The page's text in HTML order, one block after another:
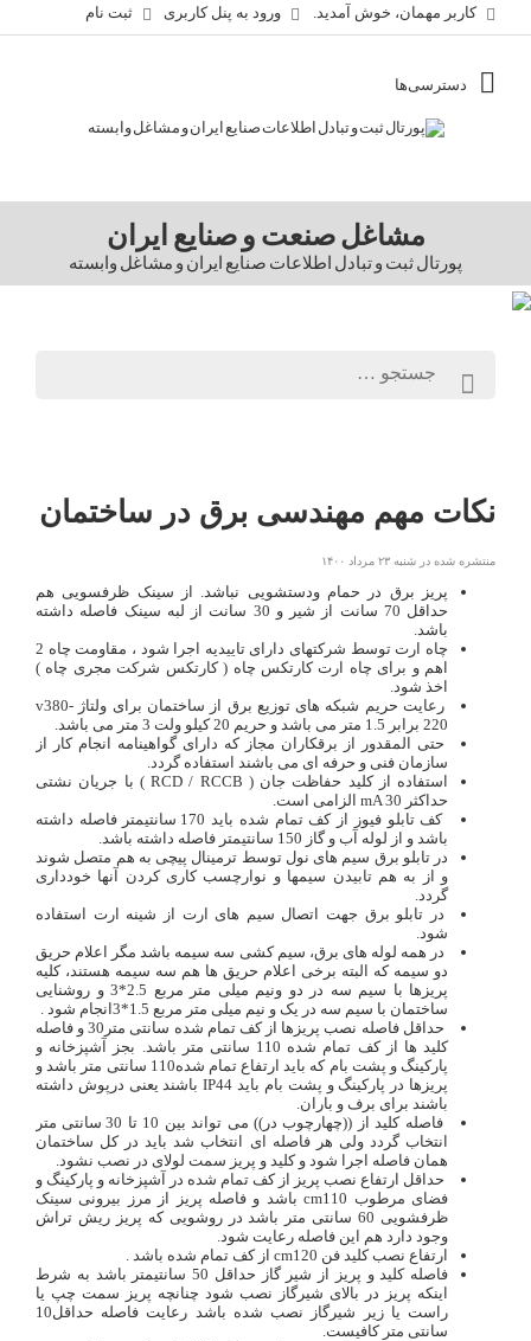
کاربر مهمان، خوش آمدید. ورود به پنل کاربری ثبت نام
مشاغل صنعت و صنایع ایران
پورتال ثبت و تبادل اطلاعات صنایع ایران و مشاغل وابسته
نکات مهم مهندسی برق در ساختمان
منتشره شده در شنبه ۲۳ مرداد ۱۴۰۰
پریز برق در حمام ودستشویی نباشد. از سینک ظرفسویی هم
حداقل 70 سانت از شیر و 30 سانت از لبه سینک فاصله داشته
باشد.
چاه ارت توسط شرکتهای دارای تاییدیه اجرا شود ، مقاومت چاه 2
اهم و برای چاه ارت کارتکس چاه ( کارتکس شرکت مجری چاه )
اخذ شود.
رعایت حریم شبکه های توزیع برق از ساختمان برای ولتاژ v380-
220 برابر 1.5 متر می باشد و حریم 20 کیلو ولت 3 متر می باشد.
حتی المقدور از برقکاران مجاز که دارای گواهینامه انجام کار از
سازمان فنی و حرفه ای می باشند استفاده گردد.
استفاده از کلید حفاظت جان ( RCD / RCCB ) با جریان نشتی
حداکثر mA 30 الزامی است.
کف تابلو فیوز از کف تمام شده باید 170 سانتیمتر فاصله داشته
باشد و از لوله آب و گاز 150 سانتیمتر فاصله داشته باشد.
در تابلو برق سیم های نول توسط ترمینال پیچی به هم متصل شوند
و از به هم تابیدن سیمها و نوارچسب کاری کردن آنها خودداری
گردد.
در تابلو برق جهت اتصال سیم های ارت از شینه ارت استفاده
شود.
در همه لوله های برق، سیم کشی سه سیمه باشد مگر اعلام حریق
دو سیمه که البته برخی اعلام حریق ها هم سه سیمه هستند، کلیه
پریزها با سیم سه در دو ونیم میلی متر مربع 2.5*3 و روشنایی
ساختمان با سیم سه در یک و نیم میلی متر مربع 1.5*3انجام شود .
حداقل فاصله نصب پریزها از کف تمام شده سانتی متر30 و فاصله
کلید ها از کف تمام شده 110 سانتی متر باشد. بجز آشپزخانه و
پارکینگ و پشت بام که باید ارتفاع تمام شده110 سانتی متر باشد و
پریزها در پارکینگ و پشت بام باید IP44 باشند یعنی درپوش داشته
باشند برای برف و باران.
فاصله کلید از ((چهارچوب در)) می تواند بین 10 تا 30 سانتی متر
انتخاب گردد ولی هر فاصله ای انتخاب شد باید در کل ساختمان
همان فاصله اجرا شود و کلید و پریز سمت لولای در نصب نشود.
حداقل ارتفاع نصب پریز از کف تمام شده در آشپزخانه و پارکینگ و
فضای مرطوب cm110 باشد و فاصله پریز از مرز بیرونی سینک
ظرفشویی 60 سانتی متر باشد در روشویی که پریز ریش تراش
وجود دارد هم این فاصله رعایت شود.
ارتفاع نصب کلید فن cm120 از کف تمام شده باشد .
فاصله کلید و پریز از شیر گاز حداقل 50 سانتیمتر باشد به شرط
اینکه پریز در بالای شیرگاز نصب شود چنانچه پریز سمت چپ یا
راست یا زیر شیرگاز نصب شده باشد رعایت فاصله حداقل10
سانتی متر کافیست.